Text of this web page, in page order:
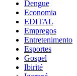
Dengue
Economia
EDITAL
Empregos
Entretenimento
Esportes
Gospel
Ibirité